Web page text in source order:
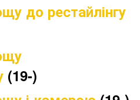
до рестайлінгу
(19-)